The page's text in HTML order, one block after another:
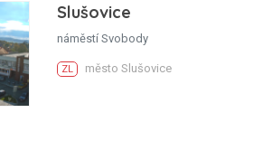
Slušovice
náměstí Svobody
ZL město Slušovice